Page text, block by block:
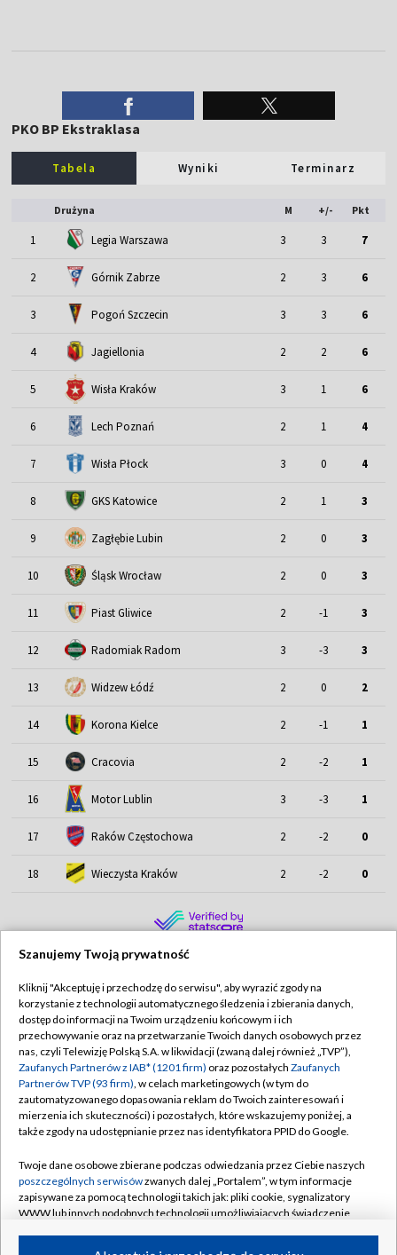
PKO BP Ekstraklasa
Tabela Wyniki Terminarz
Drużyna M +/- Pkt
1 Legia Warszawa 3 3 7
2 Górnik Zabrze 2 3 6
3 Pogoń Szczecin 3 3 6
4 Jagiellonia 2 2 6
5 Wisła Kraków 3 1 6
6 Lech Poznań 2 1 4
7 Wisła Płock 3 0 4
8 GKS Katowice 2 1 3
9 Zagłębie Lubin 2 0 3
10 Śląsk Wrocław 2 0 3
11 Piast Gliwice 2 -1 3
12 Radomiak Radom 3 -3 3
13 Widzew Łódź 2 0 2
14 Korona Kielce 2 -1 1
15 Cracovia 2 -2 1
16 Motor Lublin 3 -3 1
17 Raków Częstochowa 2 -2 0
18 Wieczysta Kraków 2 -2 0
TVP
Abonament TVP
Sklep TVP
Biuro Reklamy
Oferta Handlowa
Emisja w TVP
Rada Programowa
Ogłoszenia przetargowe
Regulamin TVP
Polityka prywatności
Moje zgody
Biuro reklamy
Kanały
Szanujemy Twoją prywatność
Kliknij "Akceptuję i przechodzę do serwisu", aby wyrazić zgody na
korzystanie z technologii automatycznego śledzenia i zbierania danych,
dostęp do informacji na Twoim urządzeniu końcowym i ich
przechowywanie oraz na przetwarzanie Twoich danych osobowych przez
nas, czyli Telewizję Polską S.A. w likwidacji (zwaną dalej również „TVP”),
Zaufanych Partnerów z IAB* (1201 firm) oraz pozostałych Zaufanych
Partnerów TVP (93 firm), w celach marketingowych (w tym do
zautomatyzowanego dopasowania reklam do Twoich zainteresowań i
mierzenia ich skuteczności) i pozostałych, które wskazujemy poniżej, a
także zgody na udostępnianie przez nas identyfikatora PPID do Google.
Twoje dane osobowe zbierane podczas odwiedzania przez Ciebie naszych
poszczególnych serwisówzwanych dalej „Portalem”, w tym informacje
zapisywane za pomocą technologii takich jak: pliki cookie, sygnalizatory
WWW lub innych podobnych technologii umożliwiających świadczenie